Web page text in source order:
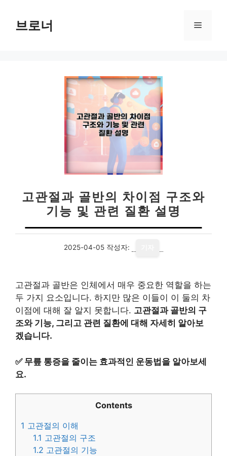
브로너 메
고관절과 골반의 차이점 구조와
기능 및 관련 질환 설명
2025-04-05 작성자:
고관절과 골반은 인체에서 매우 중요한 역할을 하는
두 가지 요소입니다. 하지만 많은 이들이 이 둘의 차
이점에 대해 잘 알지 못합니다. 고관절과 골반의 구
조와 기능, 그리고 관련 질환에 대해 자세히 알아보
겠습니다.
✅ 무릎 통증을 줄이는 효과적인 운동법을 알아보세
요.
Contents
1 고관절의 이해
1.1 고관절의 구조
1.2 고관절의 기능